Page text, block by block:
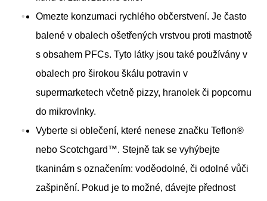
Omezte konzumaci rychlého občerstvení. Je často
balené v obalech ošetřených vrstvou proti mastnotě
s obsahem PFCs. Tyto látky jsou také používány v
obalech pro širokou škálu potravin v
supermarketech včetně pizzy, hranolek či popcornu
do mikrovlnky.
Vyberte si oblečení, které nenese značku Teflon®
nebo Scotchgard™. Stejně tak se vyhýbejte
tkaninám s označením: voděodolné, či odolné vůči
zašpinění. Pokud je to možné, dávejte přednost